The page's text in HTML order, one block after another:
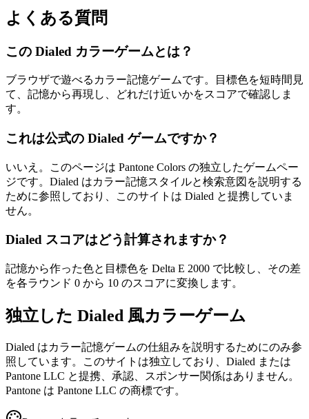
よくある質問
この Dialed カラーゲームとは？
ブラウザで遊べるカラー記憶ゲームです。目標色を短時間見
て、記憶から再現し、どれだけ近いかをスコアで確認しま
す。
これは公式の Dialed ゲームですか？
いいえ。このページは Pantone Colors の独立したゲームペー
ジです。Dialed はカラー記憶スタイルと検索意図を説明する
ために参照しており、このサイトは Dialed と提携していま
せん。
Dialed スコアはどう計算されますか？
記憶から作った色と目標色を Delta E 2000 で比較し、その差
を各ラウンド 0 から 10 のスコアに変換します。
独立した Dialed 風カラーゲーム
Dialed はカラー記憶ゲームの仕組みを説明するためにのみ参
照しています。このサイトは独立しており、Dialed または
Pantone LLC と提携、承認、スポンサー関係はありません。
Pantone は Pantone LLC の商標です。